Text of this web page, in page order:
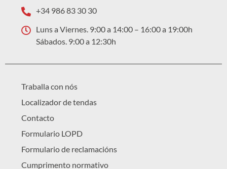
+34 986 83 30 30
Luns a Viernes. 9:00 a 14:00 – 16:00 a 19:00h
Sábados. 9:00 a 12:30h
Traballa con nós
Localizador de tendas
Contacto
Formulario LOPD
Formulario de reclamacións
Cumprimento normativo